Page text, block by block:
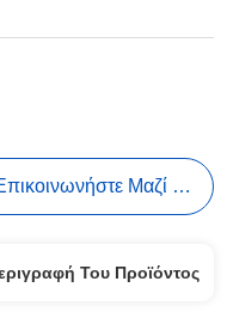
Μαζί Μας
Του Προϊόντος